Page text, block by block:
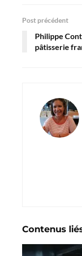
Post précédent
Philippe
pâtisserie
Contenus